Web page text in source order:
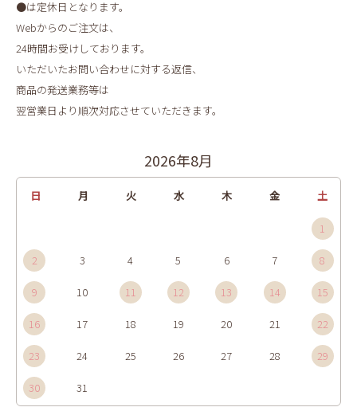
●は定休日となります。
Webからのご注文は、
24時間お受けしております。
いただいたお問い合わせに対する返信、
商品の発送業務等は
翌営業日より順次対応させていただきます。
2026年8月
日 月 火 水 木 金 土
1
2 3 4 5 6 7 8
9 10 11 12 13 14 15
16 17 18 19 20 21 22
23 24 25 26 27 28 29
30 31